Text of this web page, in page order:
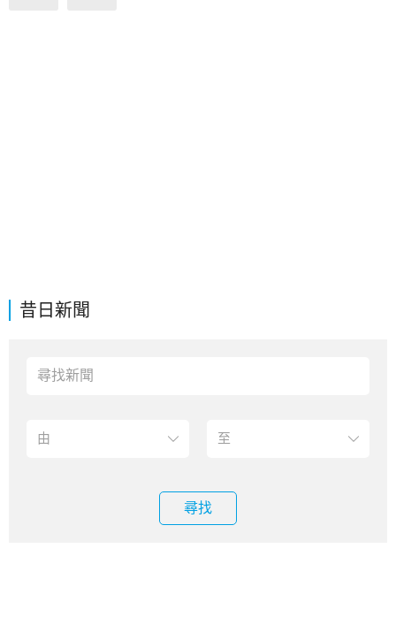
昔日新聞
尋找